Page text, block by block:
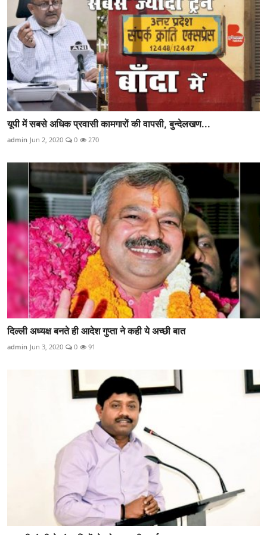
यूपी में सबसे अधिक प्रवासी कामगारों की वापसी, बुन्देलखण...
admin Jun 2, 2020 0 270
दिल्ली अध्यक्ष बनते ही आदेश गुप्ता ने कही ये अच्छी बात
admin Jun 3, 2020 0 91